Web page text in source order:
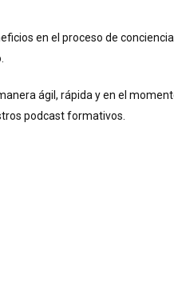
en el proceso de
ágil, rápida y en el
podcast formativos.